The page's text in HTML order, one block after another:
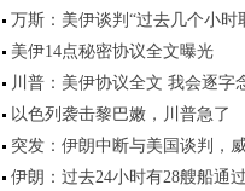
万斯：美伊谈判“过去几个小时
美伊14点秘密协议全文曝光
川普：美伊协议全文 我会逐字
以色列袭击黎巴嫩，川普急了
突发：伊朗中断与美国谈判，
伊朗：过去24小时有28艘船通